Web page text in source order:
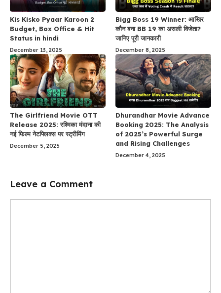
Kis Kisko Pyaar Karoon 2
Budget, Box Office & Hit
Status in hindi
December 13, 2025
Bigg Boss 19 Winner: आखिर
कौन बना BB 19 का असली विजेता?
जानिए पूरी जानकारी
December 8, 2025
The Girlfriend Movie OTT
Release 2025: रश्मिका मंदाना की
नई फिल्म नेटफ्लिक्स पर स्ट्रीमिंग
December 5, 2025
Dhurandhar Movie Advance
Booking 2025: The Analysis
of 2025’s Powerful Surge
and Rising Challenges
December 4, 2025
Leave a Comment